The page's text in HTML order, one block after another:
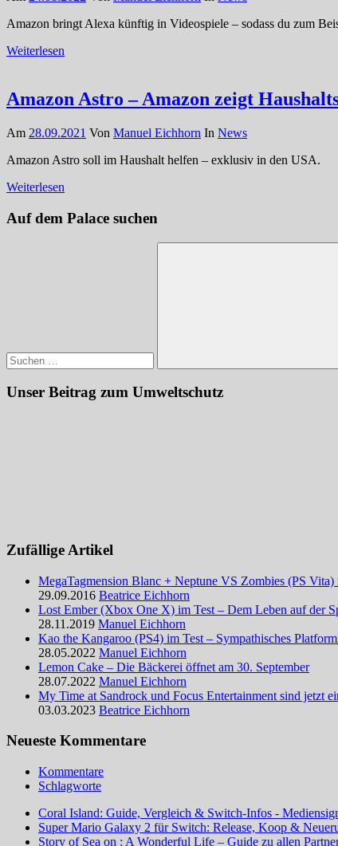
Amazon bringt Alexa künftig in Videospiele – sodass du zum
Weiterlesen
Amazon Astro – Amazon zeigt
Am 28.09.2021 Von Manuel Eichhorn In News
Amazon Astro soll im Haushalt helfen – exklusiv in den USA.
Weiterlesen
Auf dem Palace suchen
Suchen
Unser Beitrag zum Umweltschutz
Zufällige Artikel
MegaTagmension Blanc + Neptune VS Zombies (PS Vita)
29.09.2016 Beatrice Eichhorn
Lost Ember (Xbox One X) im Test – Dem Leben auf der
28.11.2019 Manuel Eichhorn
Kao the Kangaroo (PS4) im Test – Sympathisches
28.05.2022 Manuel Eichhorn
Lemon Cake – Die Bäckerei öffnet am 30. September
28.07.2022 Manuel Eichhorn
My Time at Sandrock und Focus Entertainment sind jetzt
03.03.2023 Beatrice Eichhorn
Neueste Kommentare
Kommentare
Schlagworte
Coral Island: Guide, Vergleich & Switch-Infos -
Super Mario Galaxy 2 für Switch: Release, Koop &
Story of Sea on : A Wonderful Life – Guide zu allen